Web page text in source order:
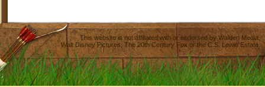
This website is not affiliated with or endorsed byWalden Media
Walt Disney Pictures,The 20th Century Fox or the C.S. Lewis Estate.